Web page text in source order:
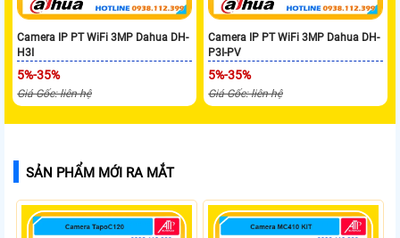
Camera IP PT WiFi 3MP Dahua DH-
H3I
5%-35%
Giá Gốc: liên hệ
Camera IP PT WiFi 3MP Dahua DH-
P3I-PV
5%-35%
Giá Gốc: liên hệ
SẢN PHẨM MỚI RA MẮT